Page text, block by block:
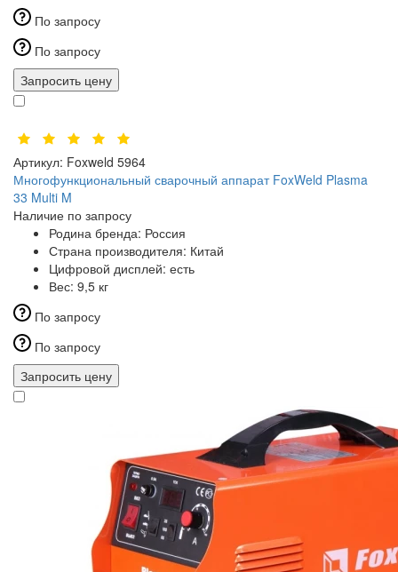
По запросу
По запросу
Запросить цену
Артикул: Foxweld 5964
Многофункциональный сварочный аппарат FoxWeld Plasma
33 Multi M
Наличие по запросу
Родина бренда: Россия
Страна производителя: Китай
Цифровой дисплей: есть
Вес: 9,5 кг
По запросу
По запросу
Запросить цену